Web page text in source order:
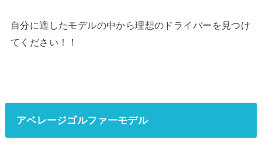
自分に適したモデルの中から理想のドライバーを見つけ
てください！！
アベレージゴルファーモデル